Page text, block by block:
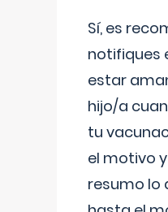
Sí, es
notifiques
estar
hijo/a
tu
el motivo
resumo lo